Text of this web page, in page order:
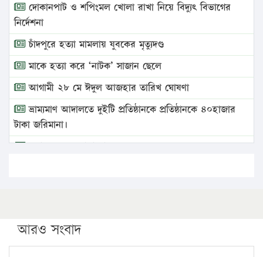
দোকানপাট ও শপিংমল খোলা রাখা নিয়ে বিদ্যুৎ বিভাগের
নির্দেশনা
চাঁদপুরে হত্যা মামলায় যুবকের মৃত্যুদণ্ড
মাকে হত্যা করে ‘নাটক’ সাজান ছেলে
আগামী ২৮ মে ঈদুল আজহার তারিখ ঘোষণা
ভ্রাম্যমাণ আদালতে দুইটি প্রতিষ্ঠানকে প্রতিষ্ঠানকে ৪০হাজার
টাকা জরিমানা।
এবার লঞ্চের ভাড়া বাড়ল
পিএইচডি করছেন কুয়েটের কৃতি…
সারা দেশে বজ্রাঘাতে ১৪ জনের প্রাণহানি
আরও সংবাদ